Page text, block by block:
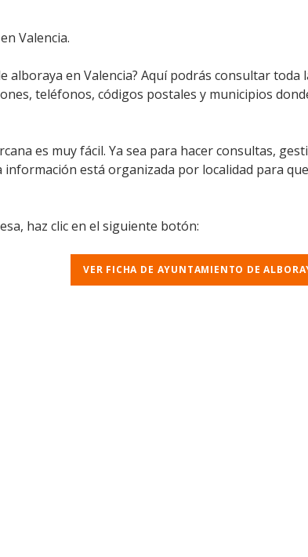
Valencia.
alboraya en Valencia? Aquí podrás consultar
teléfonos, códigos postales y municipios
es muy fácil. Ya sea para hacer consultas,
información está organizada por localidad para
haz clic en el siguiente botón:
VER FICHA DE AYUNTAMIENTO DE